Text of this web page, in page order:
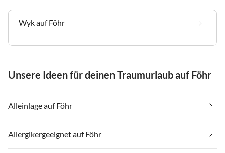
Wyk auf Föhr
Unsere Ideen für deinen Traumurlaub auf Föhr
Alleinlage auf Föhr
Allergikergeeignet auf Föhr